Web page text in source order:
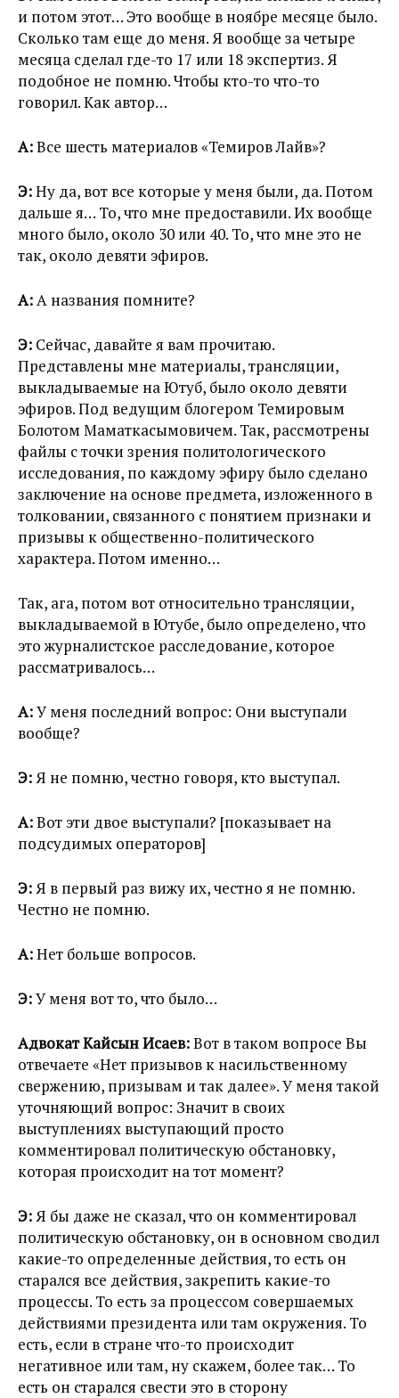
и потом этот… Это вообще в ноябре месяце было.
Сколько там еще до меня. Я вообще за четыре
месяца сделал где-то 17 или 18 экспертиз. Я
подобное не помню. Чтобы кто-то что-то
говорил. Как автор…
А:Все шесть материалов «Темиров Лайв»?
Э:Ну да, вот все которые у меня были, да. Потом
дальше я… То, что мне предоставили. Их вообще
много было, около 30 или 40. То, что мне это не
так, около девяти эфиров.
А:А названия помните?
Э: Сейчас, давайте я вам прочитаю.
Представлены мне материалы, трансляции,
выкладываемые на Ютуб, было около девяти
эфиров. Под ведущим блогером Темировым
Болотом Маматкасымовичем. Так, рассмотрены
файлы с точки зрения политологического
исследования, по каждому эфиру было сделано
заключение на основе предмета, изложенного в
толковании, связанного с понятием признаки и
призывы к общественно-политического
характера. Потом именно…
Так, ага, потом вот относительно трансляции,
выкладываемой в Ютубе, было определено, что
это журналистское расследование, которое
рассматривалось…
А:У меня последний вопрос: Они выступали
вообще?
Э:Я не помню, честно говоря, кто выступал.
А:Вот эти двое выступали? [показывает на
подсудимых операторов]
Э:Я в первый раз вижу их, честно я не помню.
Честно не помню.
А:Нет больше вопросов.
Э:У меня вот то, что было…
Адвокат Кайсын Исаев:Вот в таком вопросе Вы
отвечаете «Нет призывов к насильственному
свержению, призывам и так далее». У меня такой
уточняющий вопрос: Значит в своих
выступлениях выступающий просто
комментировал политическую обстановку,
которая происходит на тот момент?
Э:Я бы даже не сказал, что он комментировал
политическую обстановку, он в основном сводил
какие-то определенные действия, то есть он
старался все действия, закрепить какие-то
процессы. То есть за процессом совершаемых
действиями президента или там окружения. То
есть, если в стране что-то происходит
негативное или там, ну скажем, более так… То
есть он старался свести это в сторону